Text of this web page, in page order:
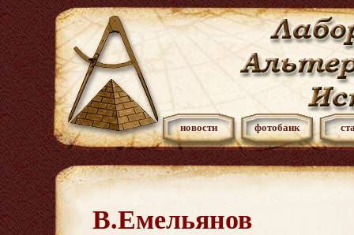
новости фотобанк
В.Емельянов